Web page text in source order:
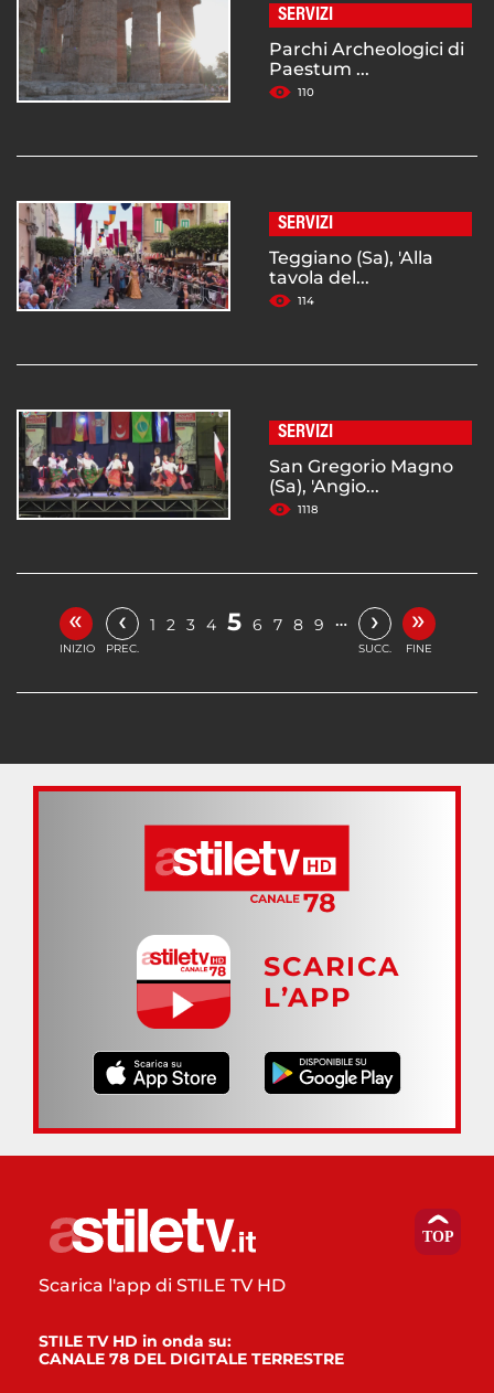
SERVIZI
Parchi Archeologici di
Paestum ...
110
SERVIZI
Teggiano (Sa), 'Alla
tavola del...
114
SERVIZI
San Gregorio Magno
(Sa), 'Angio...
1118
«
INIZIO
‹
PREC.
1 2 3 4 5 6 7 8 9 … ›
SUCC.
»
FINE
SCARICA
L’APP
Scarica l'app di STILE TV HD
STILE TV HD in onda su:
CANALE 78 DEL DIGITALE TERRESTRE